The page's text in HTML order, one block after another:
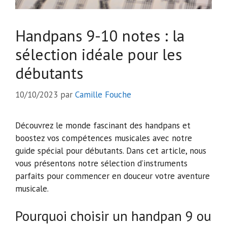
Handpans 9-10 notes : la
sélection idéale pour les
débutants
10/10/2023 par Camille Fouche
Découvrez le monde fascinant des handpans et
boostez vos compétences musicales avec notre
guide spécial pour débutants. Dans cet article, nous
vous présentons notre sélection d’instruments
parfaits pour commencer en douceur votre aventure
musicale.
Pourquoi choisir un handpan 9 ou